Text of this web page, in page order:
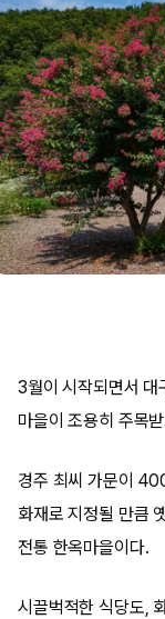
3월이 시작되면서 대
마을이 조용히 주목
경주 최씨 가문이
화재로 지정될 만큼
전통 한옥마을이다.
시끌벅적한 식당도,